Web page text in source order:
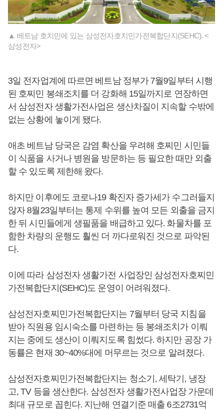
▲ 베트남 호치민에 있는 삼성전자호치민가전복합단지(SEHC). <
삼성전자>
3일 전자업계에 따르면 베트남 정부가 7월9일부터 시행
된 호찌민 봉쇄조치를 더 강화해 15일까지로 연장하면
서 삼성전자 생활가전사업은 생산차질이 지속할 수밖에
없는 상황에 놓이게 됐다.
애초 베트남 당국은 감염 확산을 우려해 호찌민 시민들
이 식품을 사거나 병원을 방문하는 등 필요한 때만 외출
할 수 있도록 제한해 왔다.
하지만 이후에도 코로나19 확진자 증가세가 수그러들지
않자 8월23일부터는 통제 수위를 높여 모든 외출을 금지
한 뒤 시민들에게 생필품을 배급하고 있다. 화물차를 포
함한 차량의 운행도 훨씬 더 까다로워진 것으로 파악된
다.
이에 따라 삼성전자 생활가전 사업장인 삼성전자호찌민
가전복합단지(SEHC)도 운영이 어려워졌다.
삼성전자호찌민가전복합단지는 7월부터 당국 지침을
받아 직원용 임시숙소를 마련하는 등 봉쇄조치가 이뤄
지는 중에도 생산이 이뤄지도록 힘썼다. 하지만 공장 가
동률은 현재 30~40%대에 머무르는 것으로 알려졌다.
삼성전자호찌민가전복합단지는 청소기, 세탁기, 냉장
고, TV 등을 생산한다. 삼성전자 생활가전사업장 가운데
최대 규모로 꼽힌다. 지난해 연결기준 매출 6조2731억